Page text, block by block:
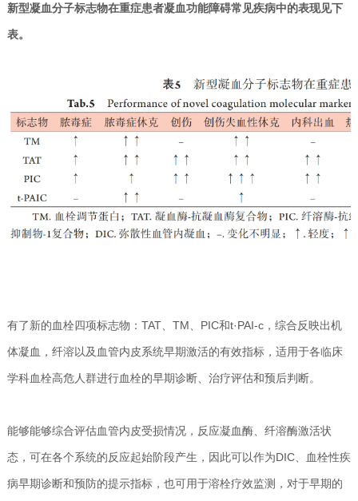
新型凝血分子标志物在重症患者凝血功能障碍常见疾病中的表现见下
表。
有了新的血栓四项标志物：TAT、TM、PIC和t·PAI-c，综合反映出机
体凝血，纤溶以及血管内皮系统早期激活的有效指标，适用于各临床
学科血栓高危人群进行血栓的早期诊断、治疗评估和预后判断。
能够能够综合评估血管内皮受损情况，反应凝血酶、纤溶酶激活状
态，可在各个系统的反应起始阶段产生，因此可以作为DIC、血栓性疾
病早期诊断和预防的提示指标，也可用于溶栓疗效监测，对于早期的